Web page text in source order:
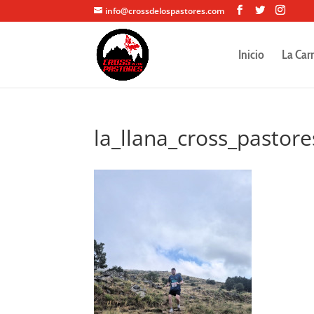
info@crossdelospastores.com
Inicio La